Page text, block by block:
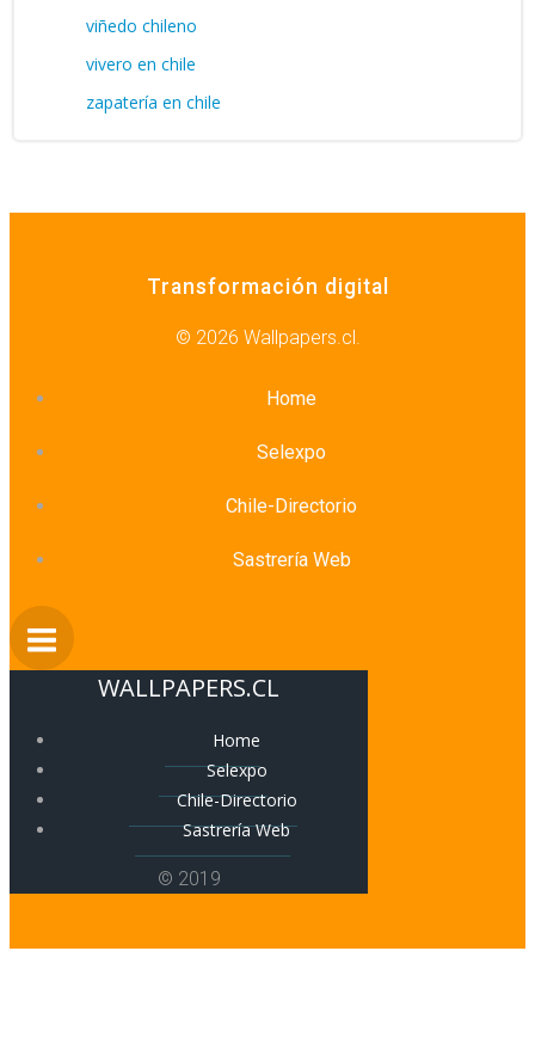
viñedo chileno
vivero en chile
zapatería en chile
Transformación digital
© 2026 Wallpapers.cl.
Home
Selexpo
Chile-Directorio
Sastrería Web
WALLPAPERS.CL
Home
Selexpo
Chile-Directorio
Sastrería Web
© 2019